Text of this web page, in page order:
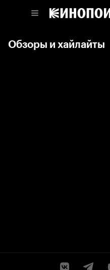
Обзоры и хайлайты